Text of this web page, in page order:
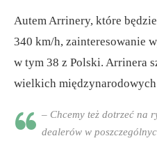
Autem Arrinery, które
340 km/h, zainteresowanie
w tym 38 z Polski. Arrinera
wielkich
– Chcemy też dotrzeć na
dealerów w